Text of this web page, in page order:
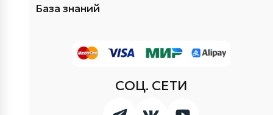
База знаний
СОЦ. СЕТИ